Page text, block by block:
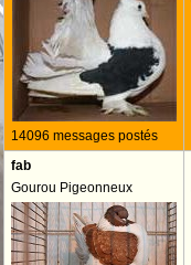
14096 messages postés
fab
Gourou Pigeonneux